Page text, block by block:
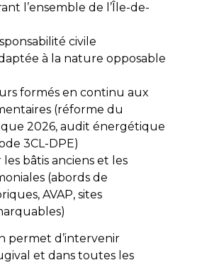
l’ensemble de l’Île-de-
civile
à la nature opposable
formés en continu aux
(réforme du
2026, audit énergétique
3CL-DPE)
bâtis anciens et les
(abords de
AVAP, sites
permet d’intervenir
et dans toutes les